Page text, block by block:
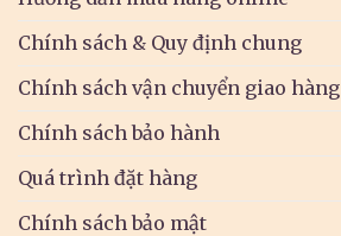
Chính sách & Quy định chung
Chính sách vận chuyển giao hàng
Chính sách bảo hành
Quá trình đặt hàng
Chính sách bảo mật